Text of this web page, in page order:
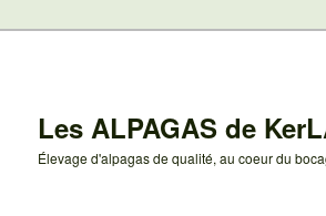
Les ALPAGAS de
Élevage d'alpagas de qualité, au coeur du